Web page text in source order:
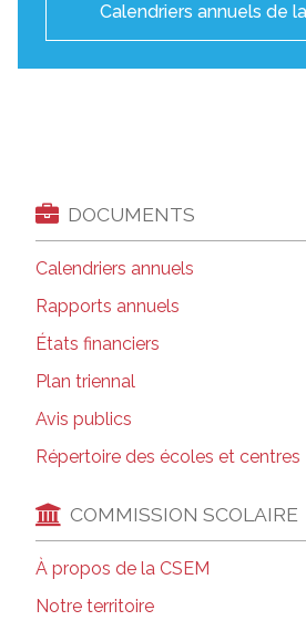
Calendriers annuels de
DOCUMENTS
Calendriers annuels
Rapports annuels
États financiers
Plan triennal
Avis publics
Répertoire des écoles et centres
COMMISSION SCOLAIRE
À propos de la CSEM
Notre territoire